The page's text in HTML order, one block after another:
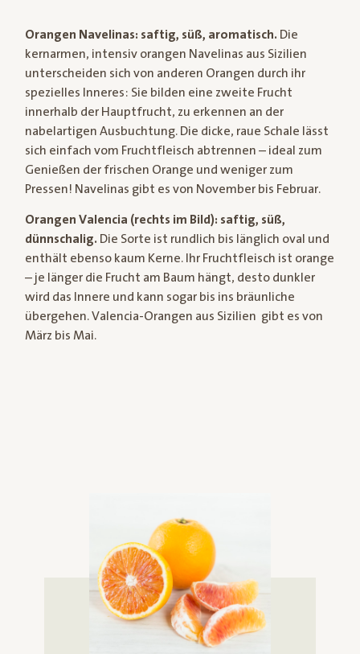
Orangen Navelinas: saftig, süß, aromatisch. Die
kernarmen, intensiv orangen Navelinas aus Sizilien
unterscheiden sich von anderen Orangen durch ihr
spezielles Inneres: Sie bilden eine zweite Frucht
innerhalb der Hauptfrucht, zu erkennen an der
nabelartigen Ausbuchtung. Die dicke, raue Schale lässt
sich einfach vom Fruchtfleisch abtrennen – ideal zum
Genießen der frischen Orange und weniger zum
Pressen! Navelinas gibt es von November bis Februar.
Orangen Valencia (rechts im Bild): saftig, süß,
dünnschalig. Die Sorte ist rundlich bis länglich oval und
enthält ebenso kaum Kerne. Ihr Fruchtfleisch ist orange
– je länger die Frucht am Baum hängt, desto dunkler
wird das Innere und kann sogar bis ins bräunliche
übergehen. Valencia-Orangen aus Sizilien gibt es von
März bis Mai.